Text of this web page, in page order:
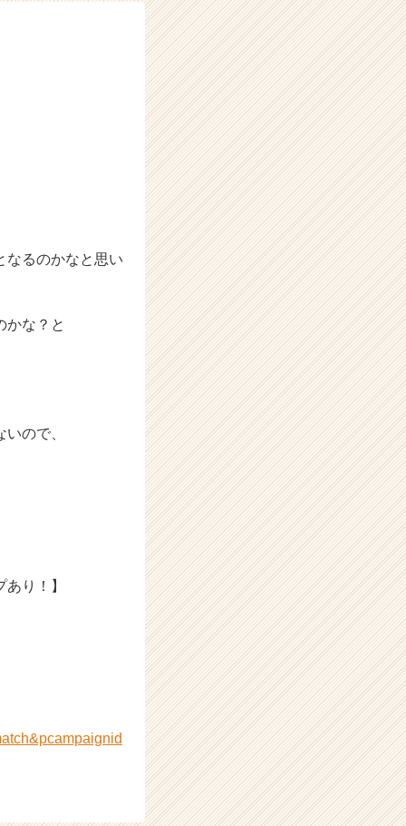
なるのかなと思い
かな？と
ので、
り！】